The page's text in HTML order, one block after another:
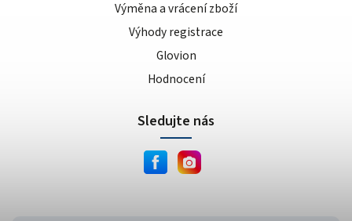
Výměna a vrácení zboží
Výhody registrace
Glovion
Hodnocení
Sledujte nás